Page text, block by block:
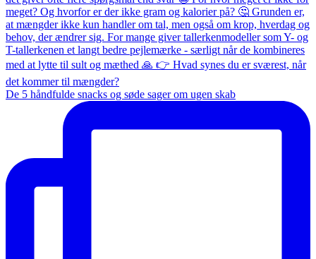
De 5 håndfulde snacks og søde sager om ugen skab